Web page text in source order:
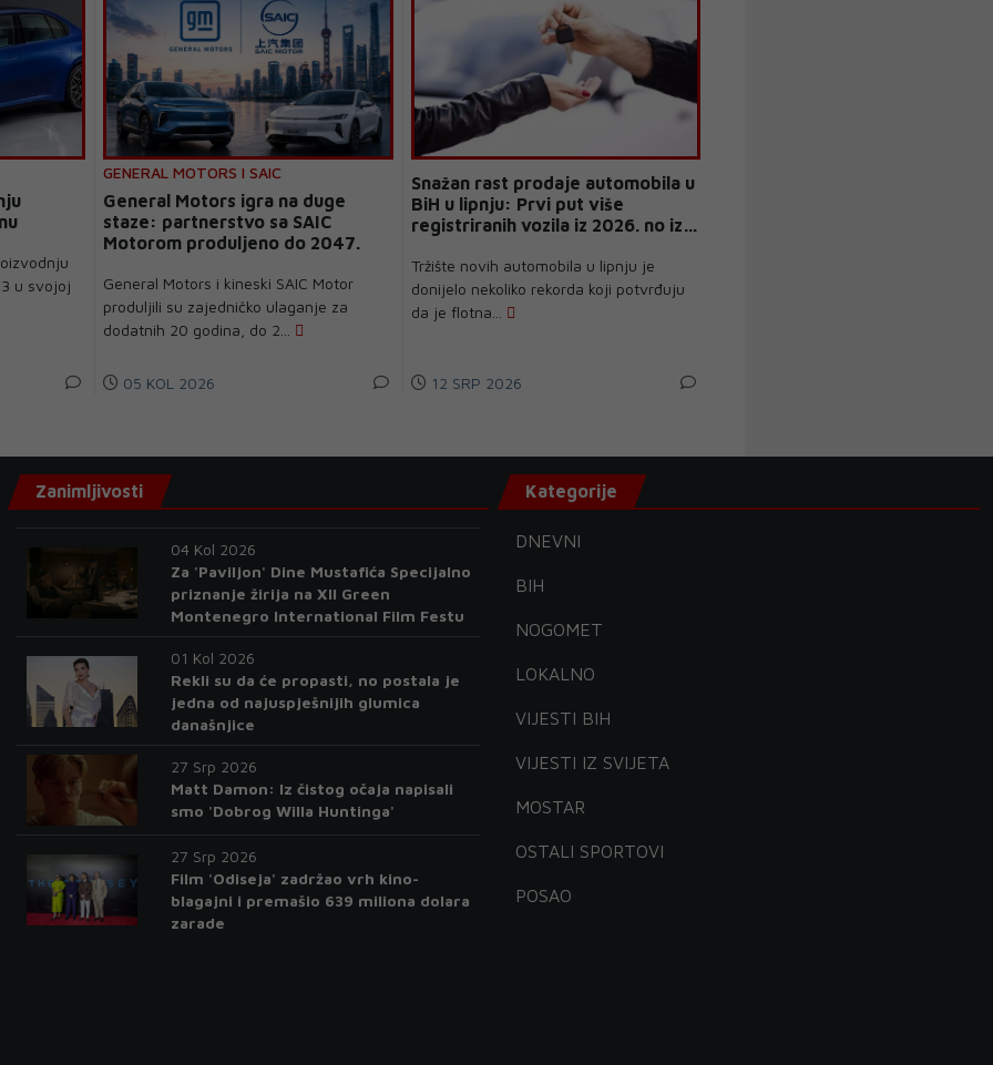
u svojoj
GENERAL MOTORS I SAIC
General Motors igra na duge
staze: partnerstvo sa SAIC
Motorom produljeno do 2047.
General Motors i kineski SAIC Motor
produljili su zajedničko ulaganje za
dodatnih 20 godina, do 2...
05 KOL 2026
Snažan rast prodaje automobila u
BiH u lipnju: Prvi put više
registriranih vozila iz 2026. no iz
Tržište novih automobila u lipnju je
donijelo nekoliko rekorda koji potvrđuju
da je flotna...
12 SRP 2026
Zanimljivosti
04 Kol 2026
Za 'Paviljon' Dine Mustafića Specijalno
priznanje žirija na XII Green
Montenegro International Film Festu
01 Kol 2026
Rekli su da će propasti, no postala je
jedna od najuspješnijih glumica
današnjice
27 Srp 2026
Matt Damon: Iz čistog očaja napisali
smo 'Dobrog Willa Huntinga'
27 Srp 2026
Film 'Odiseja' zadržao vrh kino-
blagajni i premašio 639 miliona dolara
zarade
Kategorije
DNEVNI
BIH
NOGOMET
LOKALNO
VIJESTI BIH
VIJESTI IZ SVIJETA
MOSTAR
OSTALI SPORTOVI
POSAO